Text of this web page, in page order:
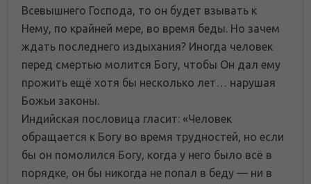
Всевышнего Господа, то он будет взывать к
Нему, по крайней мере, во время беды. Но зачем
ждать последнего издыхания? Иногда человек
перед смертью молится Богу, чтобы Он дал ему
прожить ещё хотя бы несколько лет… нарушая
Божьи законы.
Индийская пословица гласит: «Человек
обращается к Богу во время трудностей, но если
бы он помолился Богу, когда у него было всё в
порядке, он бы никогда не попал в беду — ни в